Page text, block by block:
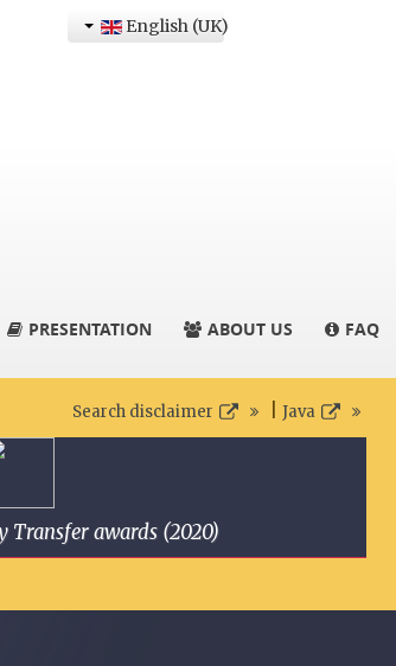
English (UK)
PRESENTATION ABOUT US FAQ
Search disclaimer Java
Transfer awards (2020)